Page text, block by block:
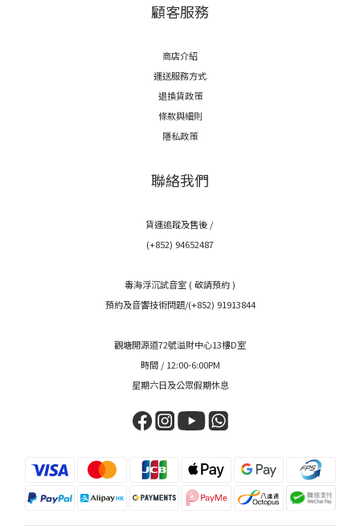
顧客服務
商店介紹
運送服務方式
退換貨政策
條款與細則
隱私政策
聯絡我們
貨運追蹤及售後 /
(+852) 94652487
毒海浮沉試音室 ( 敬請預約 )
預約及音響技術問題/(+852) 91913844
觀塘開源道72號溢財中心13樓D室
時間 / 12:00-6:00PM
星期六日及公眾假期休息